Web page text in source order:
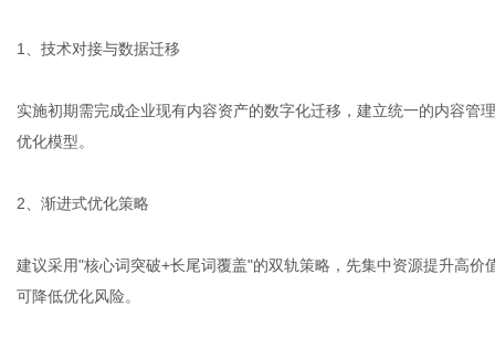
1、技术对接与数据迁移
实施初期需完成企业现有内容资产的数字化迁移，建立统一的内容管
优化模型。
2、渐进式优化策略
建议采用"核心词突破+长尾词覆盖"的双轨策略，先集中资源提升高
可降低优化风险。